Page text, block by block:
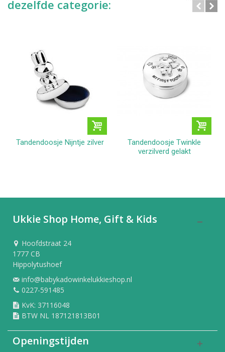
dezelfde categorie:
Tandendoosje Nijntje zilver
Tandendoosje Twinkle
verzilverd gelakt
Ukkie Shop Home, Gift & Kids
Hoofdstraat 24
1777 CB
Hippolytushoef
info@babykadowinkelukkieshop.nl
0227-591485
KvK: 37116048
BTW NL 187121813B01
Openingstijden